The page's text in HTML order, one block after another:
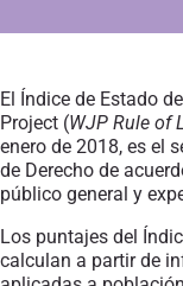
El Índice de Estado
Project (WJP Rule of
enero de 2018, es el
de Derecho de
público general y
Los puntajes del
calculan a partir de